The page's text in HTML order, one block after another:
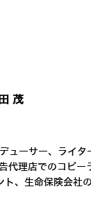
茂
ューサー、ライタ
代理店でのコピー
、生命保険会社